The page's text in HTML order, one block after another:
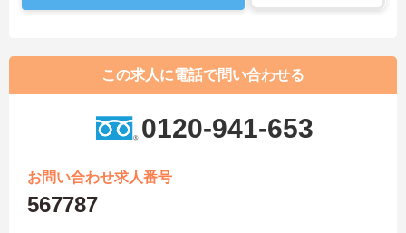
この求人に電話で問い合わせる
0120-941-653
お問い合わせ求人番号
567787